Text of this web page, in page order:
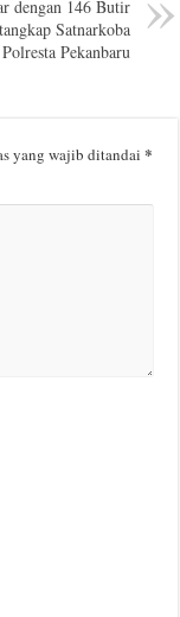
dengan 146 Butir
Satnarkoba
Polresta Pekanbaru
yang wajib ditandai*